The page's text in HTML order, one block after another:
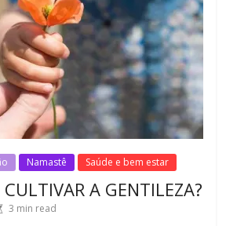
SAGRADA FAMÍLIA – MAIA SOMEL
No Comments min read
A PENA CULTIVAR A GENTILEZA?
No Comments 3min read
Namastê Saúde e bem estar
A GENTILEZA?
3 min read